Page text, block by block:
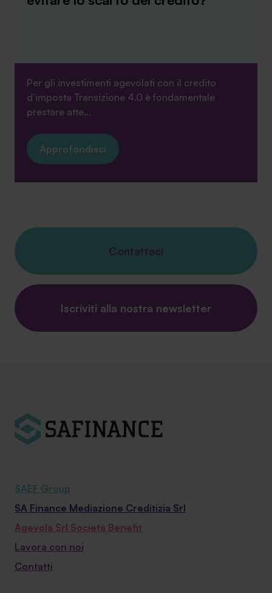
Per gli investimenti agevolati con il credito
d’imposta Transizione 4.0 è fondamentale
prestare atte...
Approfondisci
Contattaci
Iscriviti alla nostra newsletter
SAEF Group
SA Finance Mediazione Creditizia Srl
Agevola Srl Società Benefit
Lavora con noi
Contatti